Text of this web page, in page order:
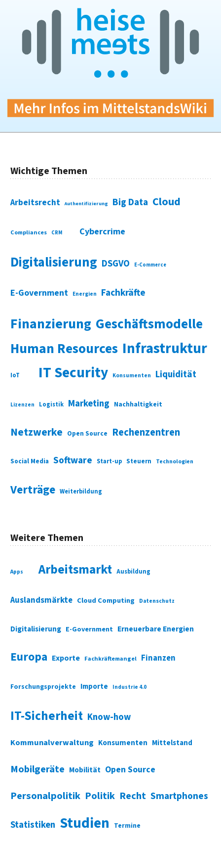
Wichtige Themen
Arbeitsrecht Authentifizierung Big Data Cloud
Compliances CRM Cybercrime
Digitalisierung DSGVO E-Commerce
E-Government Energien Fachkräfte
Finanzierung Geschäftsmodelle
Human Resources Infrastruktur
IoT IT Security Konsumenten Liquidität
Lizenzen Logistik Marketing Nachhaltigkeit
Netzwerke Open Source Rechenzentren
Social Media Software Start-up Steuern Technologien
Verträge Weiterbildung
Weitere Themen
Apps Arbeitsmarkt Ausbildung
Auslandsmärkte Cloud Computing Datenschutz
Digitalisierung E-Government Erneuerbare Energien
Europa Exporte Fachkräftemangel Finanzen
Forschungsprojekte Importe Industrie 4.0
IT-Sicherheit Know-how
Kommunalverwaltung Konsumenten Mittelstand
Mobilgeräte Mobilität Open Source
Personalpolitik Politik Recht Smartphones
Statistiken Studien Termine